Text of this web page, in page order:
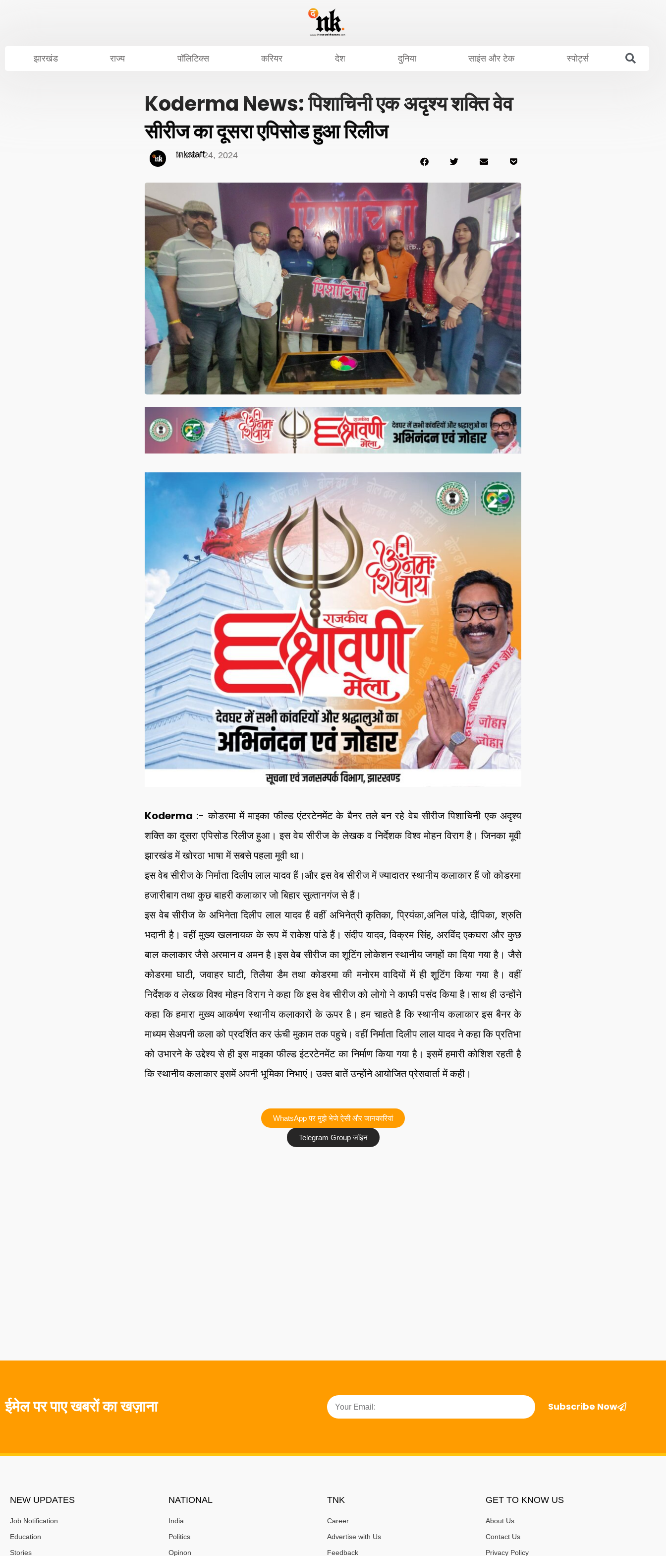
contentझारखंड राज्य पॉलिटिक्स करियर देश दुनिया साइंस और टेक स्पोर्ट्स
Koderma News: पिशाचिनी एक अदृश्य शक्ति वेव
सीरीज का दूसरा एपिसोड हुआ रिलीज
tnkstaff
March 24, 2024
Koderma :- कोडरमा में माइका फील्ड एंटरटेनमेंट के बैनर तले बन रहे वेब सीरीज पिशाचिनी एक अदृश्य
शक्ति का दूसरा एपिसोड रिलीज हुआ। इस वेब सीरीज के लेखक व निर्देशक विश्व मोहन विराग है। जिनका मूवी
झारखंड में खोरठा भाषा में सबसे पहला मूवी था।
इस वेब सीरीज के निर्माता दिलीप लाल यादव हैं।और इस वेब सीरीज में ज्यादातर स्थानीय कलाकार हैं जो कोडरमा
हजारीबाग तथा कुछ बाहरी कलाकार जो बिहार सुल्तानगंज से हैं।
इस वेब सीरीज के अभिनेता दिलीप लाल यादव हैं वहीं अभिनेत्री कृतिका, प्रियंका,अनिल पांडे, दीपिका, श्रुति
भदानी है। वहीं मुख्य खलनायक के रूप में राकेश पांडे हैं। संदीप यादव, विक्रम सिंह, अरविंद एकघरा और कुछ
बाल कलाकार जैसे अरमान व अमन है।इस वेब सीरीज का शूटिंग लोकेशन स्थानीय जगहों का दिया गया है। जैसे
कोडरमा घाटी, जवाहर घाटी, तिलैया डैम तथा कोडरमा की मनोरम वादियों में ही शूटिंग किया गया है। वहीं
निर्देशक व लेखक विश्व मोहन विराग ने कहा कि इस वेब सीरीज को लोगो ने काफी पसंद किया है।साथ ही उन्होंने
कहा कि हमारा मुख्य आकर्षण स्थानीय कलाकारों के ऊपर है। हम चाहते है कि स्थानीय कलाकार इस बैनर के
माध्यम सेअपनी कला को प्रदर्शित कर ऊंची मुकाम तक पहुचे। वहीं निर्माता दिलीप लाल यादव ने कहा कि प्रतिभा
को उभारने के उद्देश्य से ही इस माइका फील्ड इंटरटेनमेंट का निर्माण किया गया है। इसमें हमारी कोशिश रहती है
कि स्थानीय कलाकार इसमें अपनी भूमिका निभाएं। उक्त बातें उन्होंने आयोजित प्रेसवार्ता में कही।
WhatsApp पर मुझे भेजे ऐसी और जानकारियां
Telegram Group जॉइन
ईमेल पर पाए खबरों का खज़ाना Subscribe Now
NEW UPDATES
Job Notification
Education
Stories
NATIONAL
India
Politics
Opinon
TNK
Career
Advertise with Us
Feedback
GET TO KNOW US
About Us
Contact Us
Privacy Policy